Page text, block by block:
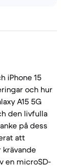
iPhone 15
och hur
A15 5G
den livfulla
på dess
att
krävande
en microSD-